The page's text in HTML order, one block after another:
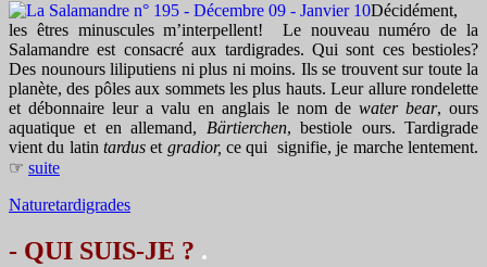
Décidément,
les êtres minuscules m’interpellent! Le nouveau numéro de la
Salamandre est consacré aux tardigrades. Qui sont ces bestioles?
Des nounours liliputiens ni plus ni moins. Ils se trouvent sur toute la
planète, des pôles aux sommets les plus hauts. Leur allure rondelette
et débonnaire leur a valu en anglais le nom de water bear, ours
aquatique et en allemand, Bärtierchen, bestiole ours. Tardigrade
vient du latin tardus et gradior, ce qui signifie, je marche lentement.
☞ suite
Naturetardigrades
- QUI SUIS-JE ? .